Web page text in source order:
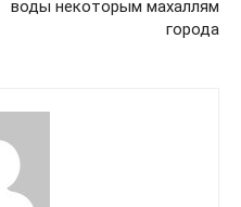
воды некоторым махаллям
города